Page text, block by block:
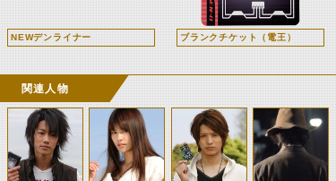
NEWデンライナー ブランクチケット（電王）
関連人物